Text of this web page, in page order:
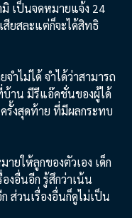
เป็นจดหมายแจ้ง 24
สียสละแต่ก็จะได้สิทธิ
ำไม่ได้ จำได้ว่าสามารถ
บ้าน มีรีแอ๊คชั่นของผู้ได้
รั้งสุดท้าย ที่มีผลกระทบ
ยให้ลูกของตัวเอง เด็ก
งอื่นอีก รู้สึกว่าเน้น
ส่วนเรื่องอื่นก็ดูไม่เป็น